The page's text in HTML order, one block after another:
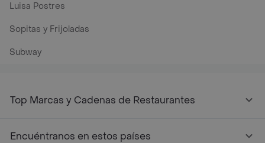
Luisa Postres
Sopitas y Frijoladas
Subway
Top Marcas y Cadenas de Restaurantes
Encuéntranos en estos países